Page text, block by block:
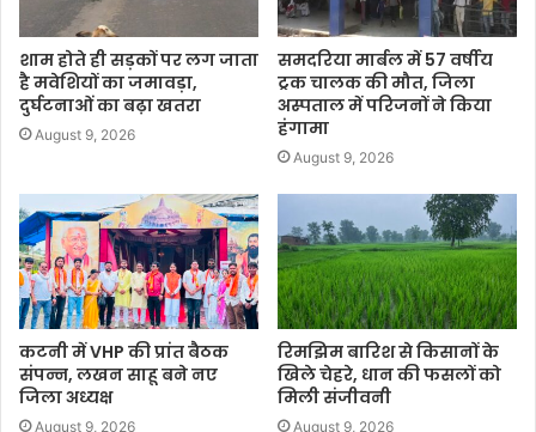
शाम होते ही सड़कों पर लग जाता
है मवेशियों का जमावड़ा,
दुर्घटनाओं का बढ़ा खतरा
August 9, 2026
समदरिया मार्बल में 57 वर्षीय
ट्रक चालक की मौत, जिला
अस्पताल में परिजनों ने किया
हंगामा
August 9, 2026
कटनी में VHP की प्रांत बैठक
संपन्न, लखन साहू बने नए
जिला अध्यक्ष
August 9, 2026
रिमझिम बारिश से किसानों के
खिले चेहरे, धान की फसलों को
मिली संजीवनी
August 9, 2026